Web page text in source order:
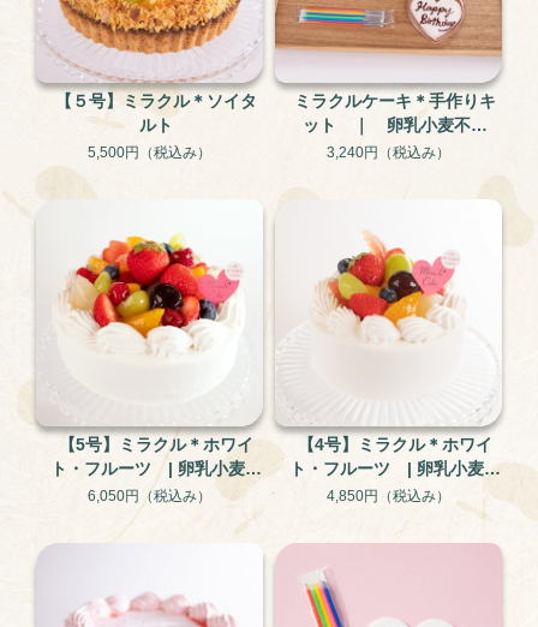
【５号】ミラクル＊ソイタ
ルト
5,500円 （税込み）
ミラクルケーキ＊手作りキ
ット ｜ 卵乳小麦不使
用 米粉と大豆のグルテン
ーキ
3,240円 （税込み）
【5号】ミラクル＊ホワイ
ト・フルーツ | 卵乳小麦不
使用 米粉と大豆のグルテ
ンフリー・アレルギー対応
6,050円 （税込み）
【4号】ミラクル＊ホワイ
ト・フルーツ | 卵乳小麦不
使用 米粉と大豆のグルテ
ンフリー・アレルギー対応
ケーキ
4,850円 （税込み）